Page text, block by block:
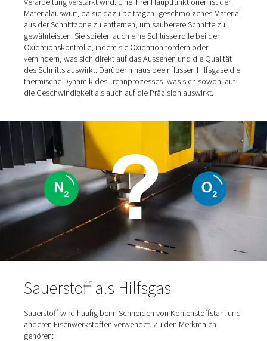
verstehen
Hilfsgase spielen beim Laserschneiden eine
Rolle, indem sie Schnittqualität, Geschwindigkeit und
Gesamteffizienz beeinflussen. Die Art des verwendeten
kann bestimmen, ob ein Schnitt sauber und
Verarbeitung verstärkt wird. Eine ihrer Hauptfunktionen
Materialauswurf, da sie dazu beitragen,
aus der Schnittzone zu entfernen, um sauberere
gewährleisten. Sie spielen auch eine Schlüsselrolle bei
Oxidationskontrolle, indem sie Oxidation fördern oder
verhindern, was sich direkt auf das Aussehen und die
des Schnitts auswirkt. Darüber hinaus beeinflussen
thermische Dynamik des Trennprozesses, was sich
die Geschwindigkeit als auch auf die Präzision auswirkt.